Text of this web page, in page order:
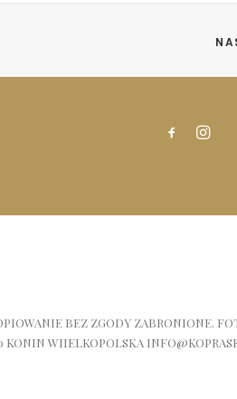
BEZ ZGODY ZABRONIONE.
KONIN WIIELKOPOLSKA